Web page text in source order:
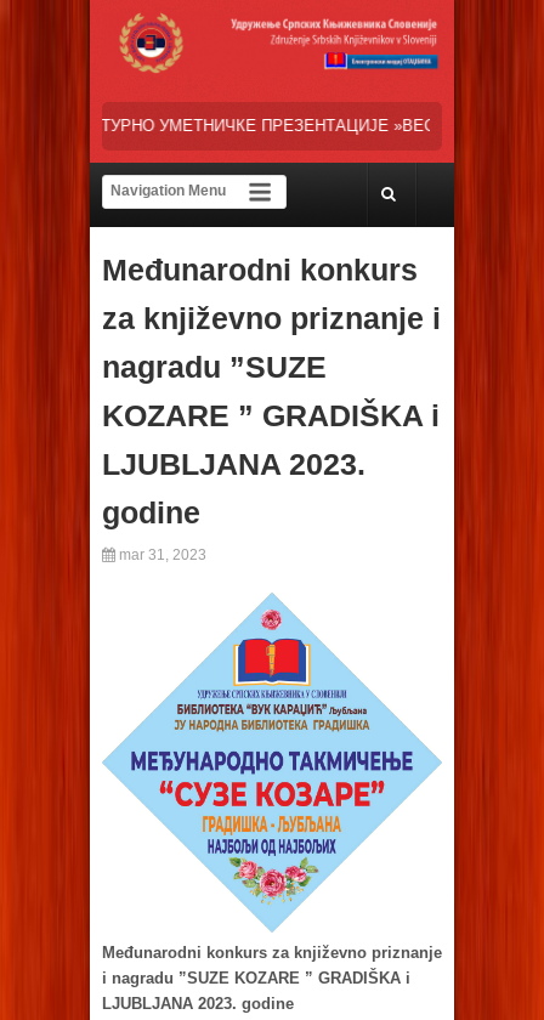
»ВЕСЕЛИ ДАНИ СРПСКЕ ДИЈАСПОРЕ« НАША
Međunarodni konkurs
za književno priznanje i
nagradu ”SUZE
KOZARE ” GRADIŠKA i
LJUBLJANA 2023.
godine
mar 31, 2023
Međunarodni konkurs za književno priznanje
i nagradu ”SUZE KOZARE ” GRADIŠKA i
LJUBLJANA 2023. godine